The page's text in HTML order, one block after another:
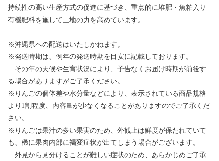
持続性の高い生産方式の促進に基づき、重点的に堆肥・魚粕入り
有機肥料を施して土地の力を高めています。
※沖縄県への配送はいたしかねます。
※発送時期は、例年の発送時期を目安に記載しております。
その年の天候や生育状況により、予告なくお届け時期が前後す
る場合がありますがご了承ください。
※りんごの個体差や水分量などにより、表示されている商品規格
より1割程度、内容量が少なくなることがありますのでご了承くだ
さい。
※りんごは果汁の多い果実のため、外観上は鮮度が保たれていて
も、稀に果肉内部に褐変症状が出てしまう場合がございます。
外見から見分けることが難しい症状のため、あらかじめご了承